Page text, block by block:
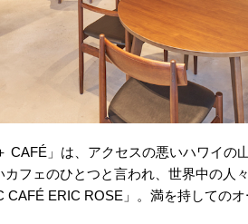
CAFÉ」は、アクセスの悪いハワイの
フェのひとつと言われ、世界中の人
ERIC ROSE」。満を持しての